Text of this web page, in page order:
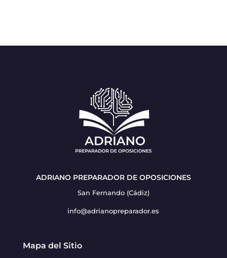
ADRIANO PREPARADOR DE OPOSICIONES
San Fernando (Cádiz)
info@adrianopreparador.es
Mapa del Sitio